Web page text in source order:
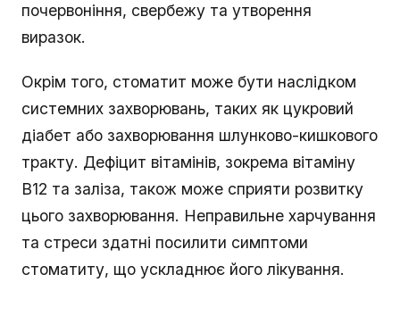
почервоніння, свербежу та утворення
виразок.
Окрім того, стоматит може бути наслідком
системних захворювань, таких як цукровий
діабет або захворювання шлунково-кишкового
тракту. Дефіцит вітамінів, зокрема вітаміну
B12 та заліза, також може сприяти розвитку
цього захворювання. Неправильне харчування
та стреси здатні посилити симптоми
стоматиту, що ускладнює його лікування.